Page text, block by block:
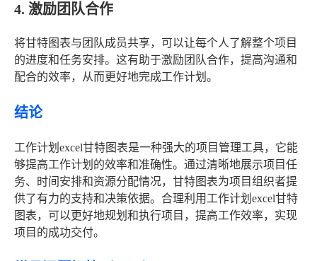
4. 激励团队合作
将甘特图表与团队成员共享，可以让每个人了解整个项目
的进度和任务安排。这有助于激励团队合作，提高沟通和
配合的效率，从而更好地完成工作计划。
结论
工作计划excel甘特图表是一种强大的项目管理工具，它能
够提高工作计划的效率和准确性。通过清晰地展示项目任
务、时间安排和资源分配情况，甘特图表为项目组织者提
供了有力的支持和决策依据。合理利用工作计划excel甘特
图表，可以更好地规划和执行项目，提高工作效率，实现
项目的成功交付。